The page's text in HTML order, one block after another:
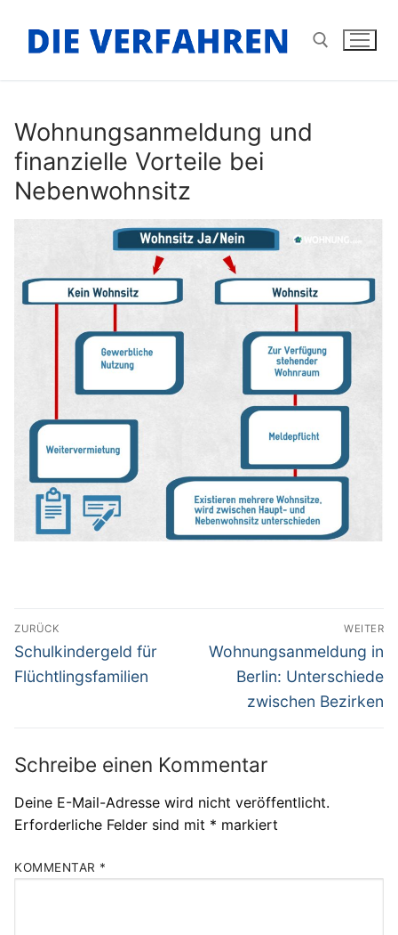
Inhalt
springen
Wohnungsanmeldung und
finanzielle Vorteile bei
Nebenwohnsitz
Beitragsnavigation
ZURÜCK
Vorheriger
Beitrag:
Schulkindergeld für
Flüchtlingsfamilien
WEITER
Nächster
Beitrag:
Wohnungsanmeldung in
Berlin: Unterschiede
zwischen Bezirken
Schreibe einen Kommentar
Deine E-Mail-Adresse wird nicht veröffentlicht.
Erforderliche Felder sind mit * markiert
KOMMENTAR *